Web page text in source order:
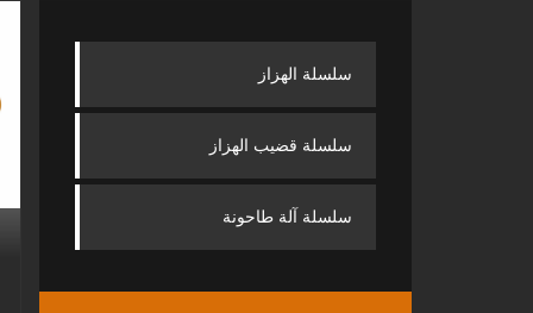
سلسلة الهزاز
سلسلة قضيب الهزاز
سلسلة آلة طاحونة